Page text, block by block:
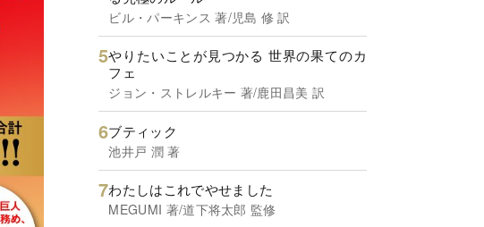
ビル・パーキンス 著/児島 修 訳
やりたいことが見つかる 世界の果てのカ
フェ
ジョン・ストレルキー 著/鹿田昌美 訳
ブティック
池井戸 潤 著
わたしはこれでやせました
MEGUMI 著/道下将太郎 監修